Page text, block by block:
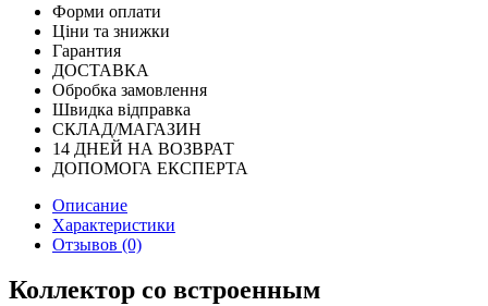
Форми оплати
Ціни та знижки
Гарантия
ДОСТАВКА
Обробка замовлення
Швидка відправка
СКЛАД/МАГАЗИН
14 ДНЕЙ НА ВОЗВРАТ
ДОПОМОГА ЕКСПЕРТА
Описание
Характеристики
Отзывов (0)
Коллектор со встроенным